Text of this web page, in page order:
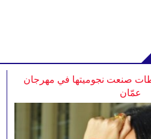
صنعت نجوميتها في مهرجان
عمّان